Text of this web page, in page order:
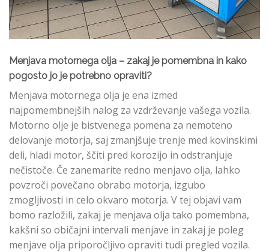
Menjava motornega olja – zakaj je pomembna in kako
pogosto jo je potrebno opraviti?
Menjava motornega olja je ena izmed
najpomembnejših nalog za vzdrževanje vašega vozila.
Motorno olje je bistvenega pomena za nemoteno
delovanje motorja, saj zmanjšuje trenje med kovinskimi
deli, hladi motor, ščiti pred korozijo in odstranjuje
nečistoče. Če zanemarite redno menjavo olja, lahko
povzroči povečano obrabo motorja, izgubo
zmogljivosti in celo okvaro motorja. V tej objavi vam
bomo razložili, zakaj je menjava olja tako pomembna,
kakšni so običajni intervali menjave in zakaj je poleg
menjave olja priporočljivo opraviti tudi pregled vozila.